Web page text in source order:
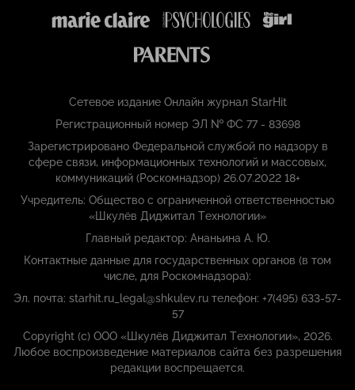
Сетевое издание Онлайн журнал StarHit
Регистрационный номер ЭЛ № ФС 77 - 83698
Зарегистрировано Федеральной службой по надзору в
сфере связи, информационных технологий и массовых,
коммуникаций (Роскомнадзор) 26.07.2022 18+
Учредитель: Общество с ограниченной ответственностью
«Шкулёв Диджитал Технологии»
Главный редактор: Ананьина А. Ю.
Контактные данные для государственных органов (в том
числе, для Роскомнадзора):
Эл. почта: starhit.ru_legal@shkulev.ru телефон: +7(495) 633-57-
57
Copyright (с) ООО «Шкулёв Диджитал Технологии», 2026.
Любое воспроизведение материалов сайта без разрешения
редакции воспрещается.